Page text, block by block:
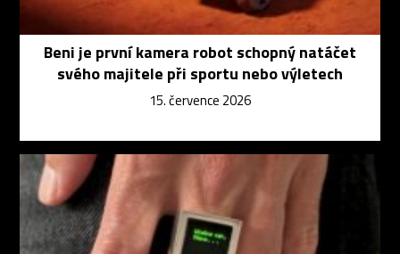
Beni je první kamera robot schopný natáčet
svého majitele při sportu nebo výletech
15. července 2026